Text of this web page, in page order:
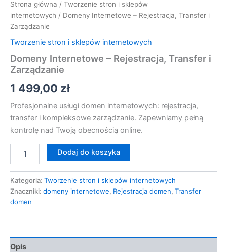
Strona główna / Tworzenie stron i sklepów
internetowych / Domeny Internetowe – Rejestracja, Transfer i
Zarządzanie
Tworzenie stron i sklepów internetowych
Domeny Internetowe – Rejestracja, Transfer i
Zarządzanie
1 499,00 zł
Profesjonalne usługi domen internetowych: rejestracja,
transfer i kompleksowe zarządzanie. Zapewniamy pełną
kontrolę nad Twoją obecnością online.
Dodaj do koszyka
Kategoria: Tworzenie stron i sklepów internetowych
Znaczniki: domeny internetowe, Rejestracja domen, Transfer
domen
Opis